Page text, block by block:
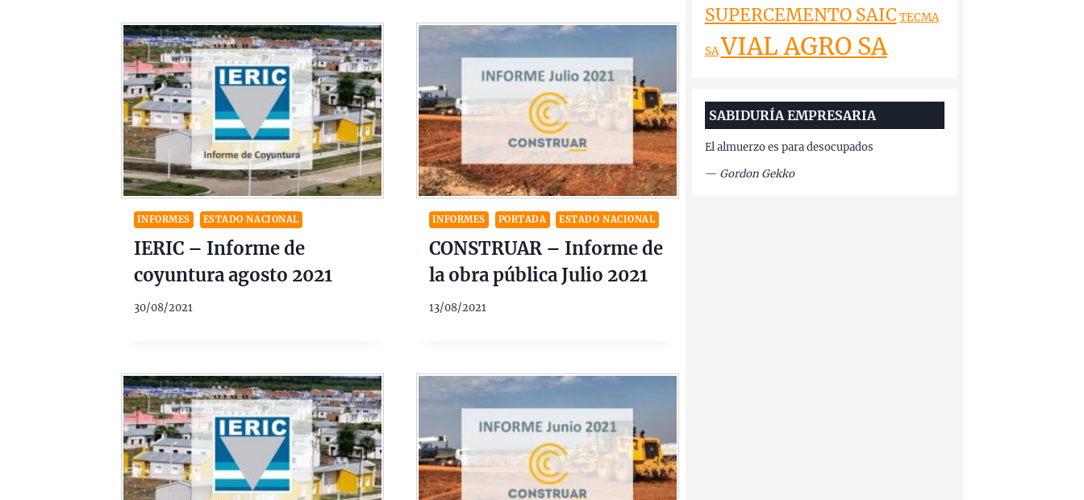
INFORMES ESTADO NACIONAL
IERIC – Informe de
coyuntura agosto 2021
30/08/2021
INFORMES PORTADA ESTADO NACIONAL
CONSTRUAR – Informe de
la obra pública Julio 2021
13/08/2021
SUPERCEMENTO SAIC TECMA
SAVIAL AGRO SA
SABIDURÍA EMPRESARIA
El almuerzo es para desocupados
— Gordon Gekko